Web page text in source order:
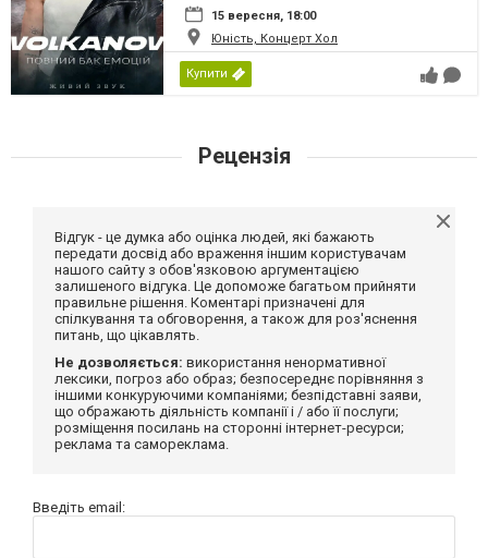
15 вересня, 18:00
Юність, Концерт Хол
Купити
Рецензія
Відгук - це думка або оцінка людей, які бажають
передати досвід або враження іншим користувачам
нашого сайту з обов'язковою аргументацією
залишеного відгука. Це допоможе багатьом прийняти
правильне рішення. Коментарі призначені для
спілкування та обговорення, а також для роз'яснення
питань, що цікавлять.
Не дозволяється: використання ненормативної
лексики, погроз або образ; безпосереднє порівняння з
іншими конкуруючими компаніями; безпідставні заяви,
що ображають діяльність компанії і / або її послуги;
розміщення посилань на сторонні інтернет-ресурси;
реклама та самореклама.
Введіть email: